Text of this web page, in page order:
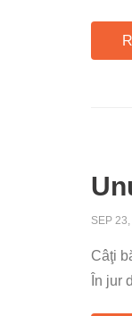
SEP
Câţi
În jur